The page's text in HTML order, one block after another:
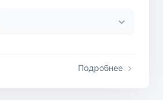
Подробнее